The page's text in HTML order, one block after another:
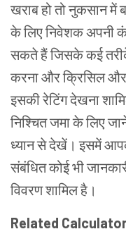
खराब हो तो नुकसान
के लिए निवेशक अपनी
सकते हैं जिसके कई
करना और क्रिसिल
इसकी रेटिंग देखना
निश्चित जमा के लिए
ध्यान से देखें। इसमें
संबंधित कोई भी
विवरण शामिल है।
Related